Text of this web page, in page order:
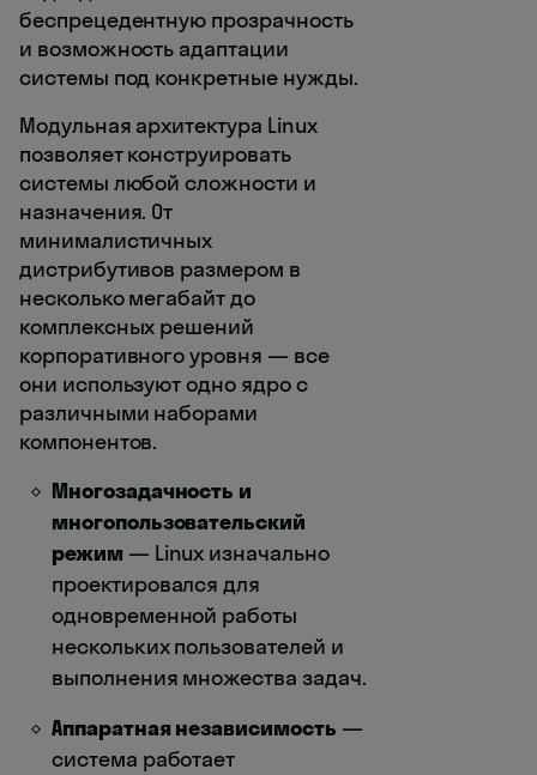
беспрецедентную прозрачность
и возможность адаптации
системы под конкретные нужды.
Модульная архитектура Linux
позволяет конструировать
системы любой сложности и
назначения. От
минималистичных
дистрибутивов размером в
несколько мегабайт до
комплексных решений
корпоративного уровня — все
они используют одно ядро с
различными наборами
компонентов.
Многозадачность и
многопользовательский
режим — Linux изначально
проектировался для
одновременной работы
нескольких пользователей и
выполнения множества задач.
Аппаратная независимость —
система работает